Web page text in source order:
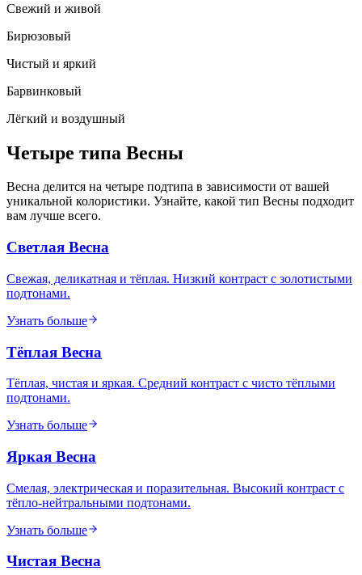
Свежий и живой
Бирюзовый
Чистый и яркий
Барвинковый
Лёгкий и воздушный
Четыре типа Весны
Весна делится на четыре подтипа в зависимости от вашей
уникальной колористики. Узнайте, какой тип Весны подходит
вам лучше всего.
Светлая Весна
Свежая, деликатная и тёплая. Низкий контраст с золотистыми
подтонами.
Узнать больше
Тёплая Весна
Тёплая, чистая и яркая. Средний контраст с чисто тёплыми
подтонами.
Узнать больше
Яркая Весна
Смелая, электрическая и поразительная. Высокий контраст с
тёпло-нейтральными подтонами.
Узнать больше
Чистая Весна